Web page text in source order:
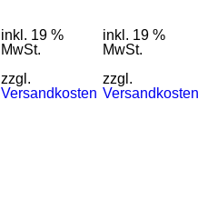
inkl. 19 %
MwSt.
zzgl.
Versandkosten
inkl. 19 %
MwSt.
zzgl.
Versandkosten